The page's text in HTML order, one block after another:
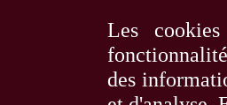
Les
des